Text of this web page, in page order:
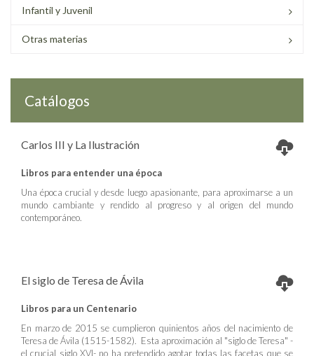
Infantil y Juvenil
Otras materias
Catálogos
Carlos III y La Ilustración
Libros para entender una época
Una época crucial y desde luego apasionante, para aproximarse a un
mundo cambiante y rendido al progreso y al origen del mundo
contemporáneo.
El siglo de Teresa de Ávila
Libros para un Centenario
En marzo de 2015 se cumplieron quinientos años del nacimiento de
Teresa de Ávila (1515-1582). Esta aproximación al "siglo de Teresa" -
el crucial siglo XVI- no ha pretendido agotar todas las facetas que se